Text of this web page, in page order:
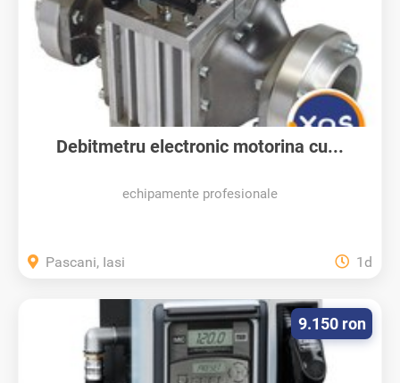
Debitmetru electronic motorina cu...
echipamente profesionale
Pascani, Iasi 1d
9.150 ron